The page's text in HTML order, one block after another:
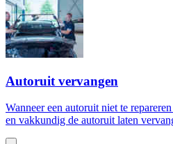
Autoruit vervangen
Wanneer een autoruit niet te
en vakkundig de autoruit laten